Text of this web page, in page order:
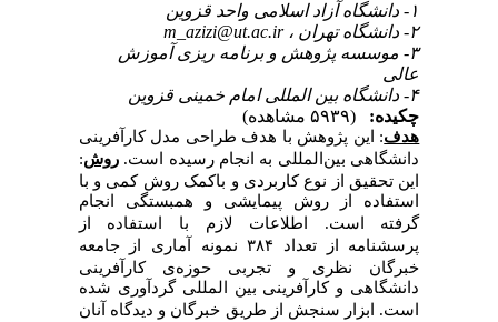
۱- دانشگاه آزاد اسلامی واحد قزوین
۲- دانشگاه تهران ،
m_azizi@ut.ac.ir
۳- موسسه پژوهش و برنامه ریزی آموزش
عالی
۴- دانشگاه بین المللی امام خمینی قزوین
چکیده:
(۵۹۳۹ مشاهده)
هدف: این پژوهش با هدف طراحی مدل کارآفرینی
دانشگاهی ‌بین‌المللی به انجام رسیده است.روش:
این تحقیق از نوع کاربردی و باکمک روش کمی و با
استفاده از روش پیمایشی و همبستگی انجام
گرفته است. اطلاعات لازم با استفاده از
پرسشنامه از تعداد ۳۸۴نمونه آماری از جامعه
خبرگان نظری و تجربی حوزه‌ی کارآفرینی
دانشگاهی و کارآفرینی بین المللی گردآوری شده
است. ابزار سنجش از طریق خبرگان و دیدگاه آنان